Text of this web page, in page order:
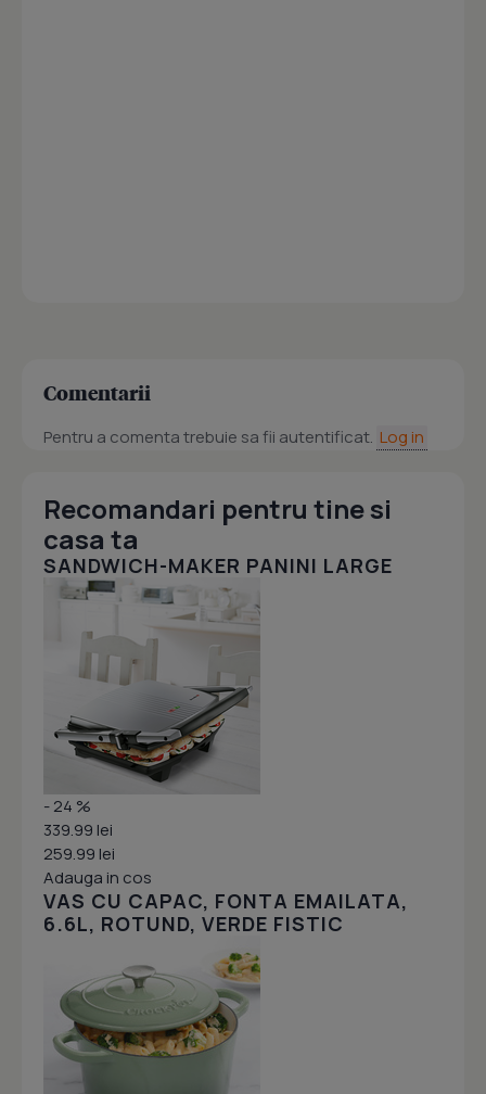
Comentarii
Pentru a comenta trebuie sa fii autentificat. Log in
Recomandari pentru tine si
casa ta
SANDWICH-MAKER PANINI LARGE
- 24 %
339.99 lei
259.99 lei
Adauga in cos
VAS CU CAPAC, FONTA EMAILATA,
6.6L, ROTUND, VERDE FISTIC